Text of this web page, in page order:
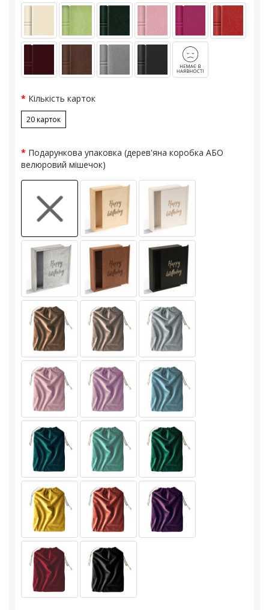
Кількість карток
20 карток
Подарункова упаковка (дерев'яна коробка АБО
велюровий мішечок)